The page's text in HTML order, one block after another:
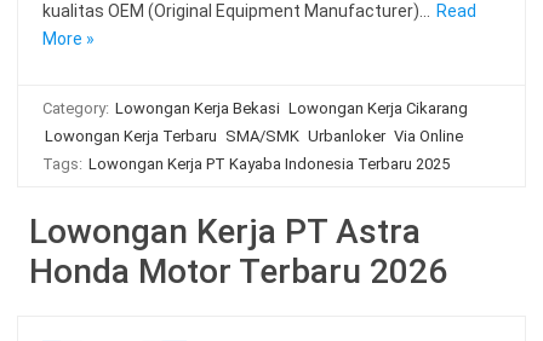
kualitas OEM (Original Equipment Manufacturer)…
Read
More »
Category: Lowongan Kerja Bekasi Lowongan Kerja Cikarang
Lowongan Kerja Terbaru SMA/SMK Urbanloker Via Online
Tags: Lowongan Kerja PT Kayaba Indonesia Terbaru 2025
Lowongan Kerja PT Astra
Honda Motor Terbaru 2026